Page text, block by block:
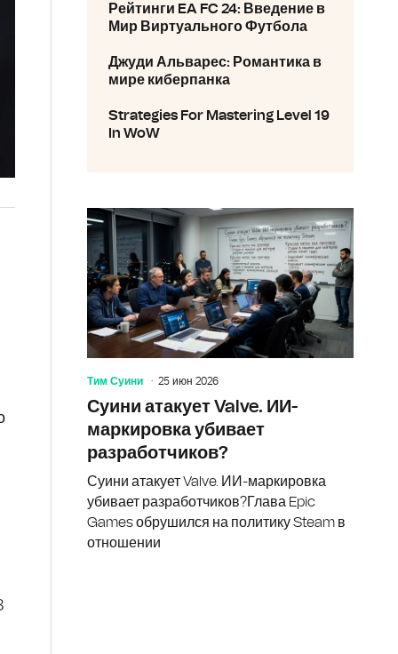
Рейтинги EA FC 24: Введение в
Мир Виртуального Футбола
Джуди Альварес: Романтика в
мире киберпанка
Strategies For Mastering Level 19
In WoW
Тим Суини 25 июн 2026
Суини атакует Valve. ИИ-
маркировка убивает
разработчиков?
Суини атакует Valve. ИИ-маркировка
убивает разработчиков?Глава Epic
Games обрушился на политику Steam в
отношении